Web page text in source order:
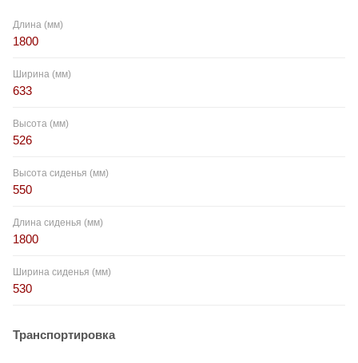
Длина (мм)
1800
Ширина (мм)
633
Высота (мм)
526
Высота сиденья (мм)
550
Длина сиденья (мм)
1800
Ширина сиденья (мм)
530
Транспортировка